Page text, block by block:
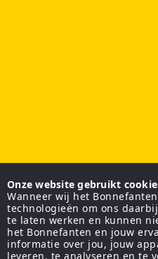
Onze website gebruikt
Wanneer wij het
technologieën om ons
te laten werken en kunnen
het Bonnefanten en jouw
informatie over jou, jouw
leveren, te analyseren en te